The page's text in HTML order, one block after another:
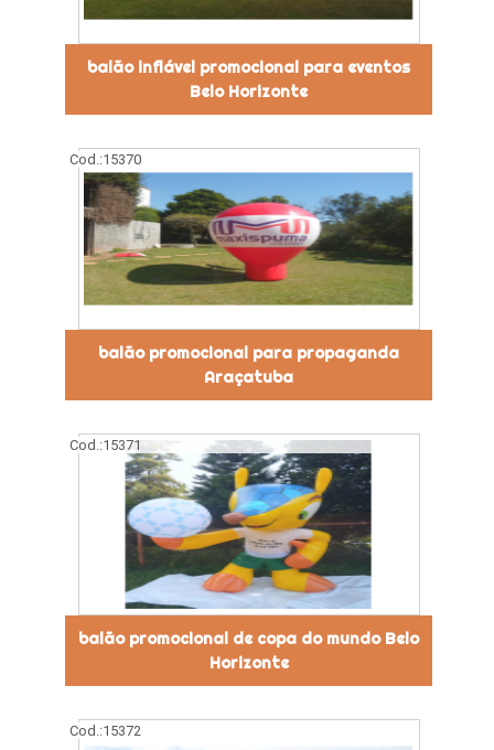
balão inflável promocional para eventos
Belo Horizonte
Cod.:15370
balão promocional para propaganda
Araçatuba
Cod.:15371
balão promocional de copa do mundo Belo
Horizonte
Cod.:15372